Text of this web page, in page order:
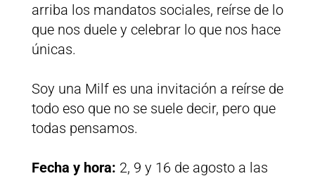
arriba los mandatos sociales, reírse de lo
que nos duele y celebrar lo que nos hace
únicas.
Soy una Milf es una invitación a reírse de
todo eso que no se suele decir, pero que
todas pensamos.
Fecha y hora: 2, 9 y 16 de agosto a las